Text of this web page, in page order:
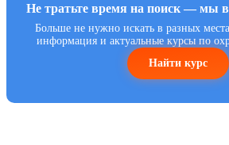
Не тратьте время на поиск — мы
Больше не нужно искать в разных
информация и актуальные курсы по
Найти курс